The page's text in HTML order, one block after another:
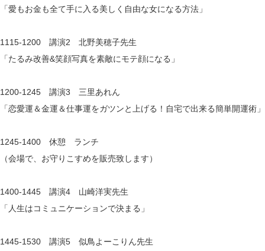
「愛もお金も全て手に入る美しく自由な女になる方法」
1115-1200 講演2 北野美穂子先生
「たるみ改善&笑顔写真を素敵にモテ顔になる」
1200-1245 講演3 三里あれん
「恋愛運＆金運＆仕事運をガツンと上げる！自宅で出来る簡単開運術」
1245-1400 休憩 ランチ
（会場で、お守りこすめを販売致します）
1400-1445 講演4 山崎洋実先生
「人生はコミュニケーションで決まる」
1445-1530 講演5 似鳥よーこりん先生